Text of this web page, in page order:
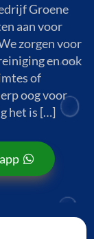
Groene
aan voor
zorgen voor
en ook
of
oog voor
het is […]